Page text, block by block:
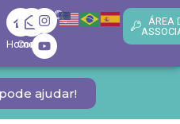
Home
Contato
ÁREA
ajudar!